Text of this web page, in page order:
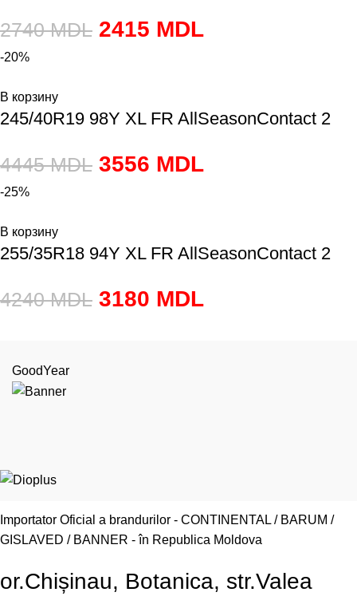
2740MDL 2415 MDL
-20%
В корзину
245/40R19 98Y XL FR AllSeasonContact 2
4445MDL 3556 MDL
-25%
В корзину
255/35R18 94Y XL FR AllSeasonContact 2
4240MDL 3180 MDL
GoodYear
Importator Oficial a brandurilor - CONTINENTAL / BARUM /
GISLAVED / BANNER - în Republica Moldova
or.Chișinau, Botanica, str.Valea